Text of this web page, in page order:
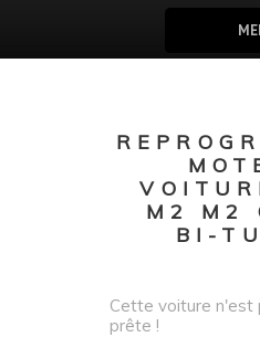
M2 M2
BI-
Cette voiture n'est
prête !